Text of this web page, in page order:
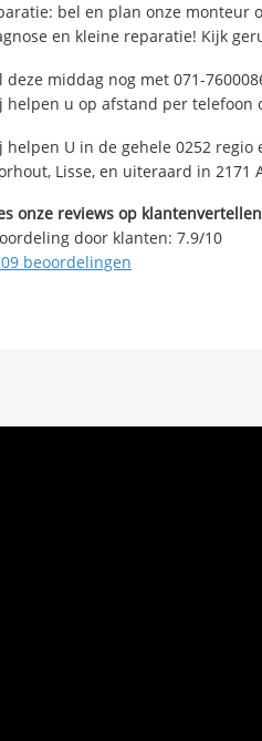
bel en plan onze monteur
en kleine reparatie! Kijk
deze middag nog met 071-
helpen u op afstand per telefoon
helpen U in de gehele 0252 regio
Lisse, en uiteraard in 2171
onze reviews op
door klanten: 7.9/10
beoordelingen